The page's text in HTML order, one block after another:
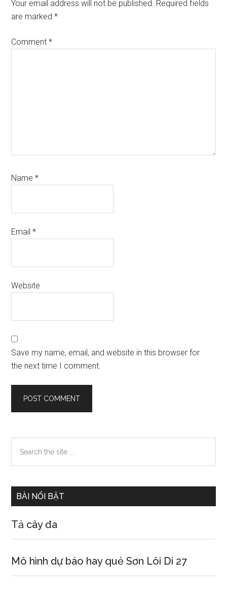
Your email address will not be published. Required fields
are marked*
Comment*
Name*
Email*
Website
Save my name, email, and website in this browser for
the next time I comment.
Primary
Sidebar
the
BÀI NỔI BẬT
Tả cây đa
Mô hình dự báo hay quẻ Sơn Lôi Di 27